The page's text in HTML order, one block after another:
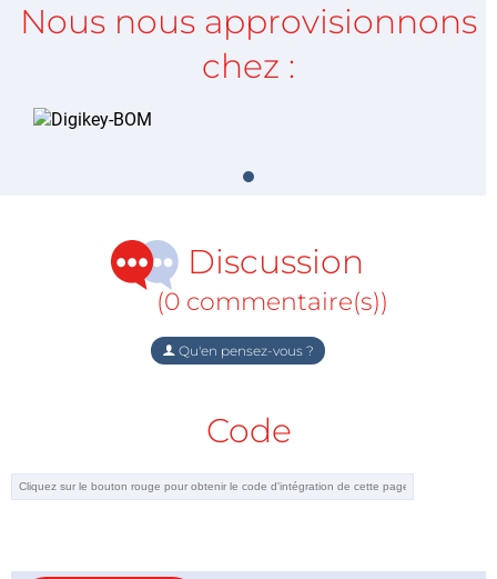
Nous nous approvisionnons
chez :
Discussion
(0 commentaire(s))
Qu'en pensez-vous ?
Code